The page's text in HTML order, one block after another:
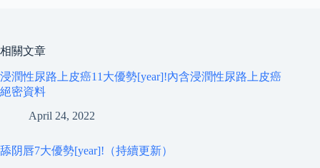
相關文章
浸潤性尿路上皮癌11大優勢[year]!內含浸潤性尿路上皮癌
絕密資料
April 24, 2022
舔阴唇7大優勢[year]!（持續更新）